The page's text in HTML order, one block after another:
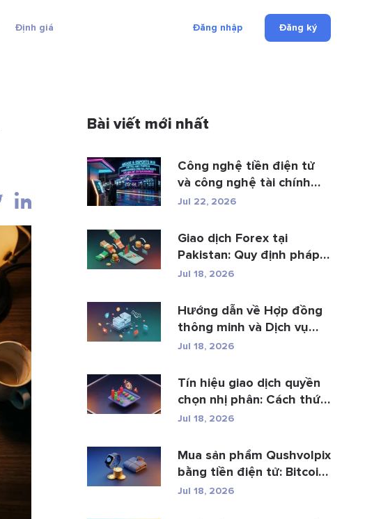
Định giá Đăng nhập Đăng ký
Bài viết mới nhất
Công nghệ tiền điện tử
và công nghệ tài chính
đan...
Jul 22, 2026
Giao dịch Forex tại
Pakistan: Quy định pháp
luật, các n...
Jul 18, 2026
Hướng dẫn về Hợp đồng
thông minh và Dịch vụ
phá...
Jul 18, 2026
Tín hiệu giao dịch quyền
chọn nhị phân: Cách thức
h...
Jul 18, 2026
Mua sản phẩm Qushvolpix
bằng tiền điện tử: Bitcoin,
p...
Jul 18, 2026